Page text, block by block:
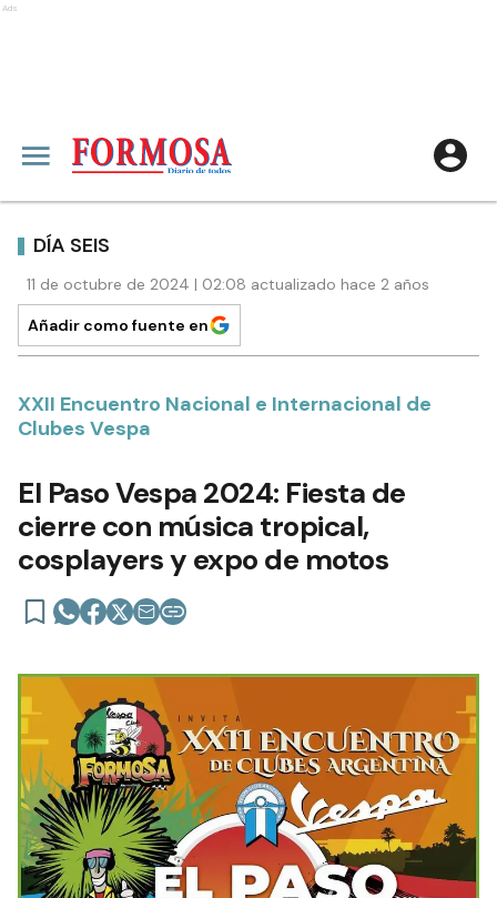
Ads
DÍA SEIS
11 de octubre de 2024 | 02:08 actualizado hace 2 años
Añadir como fuente en
XXII Encuentro Nacional e Internacional de
Clubes Vespa
El Paso Vespa 2024: Fiesta de
cierre con música tropical,
cosplayers y expo de motos